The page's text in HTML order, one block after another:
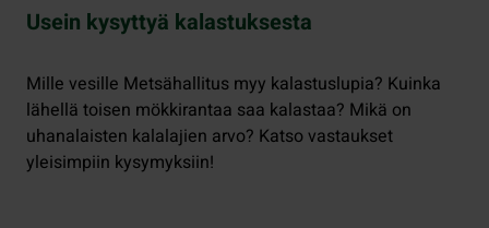
Usein kysyttyä kalastuksesta
Mille vesille Metsähallitus myy kalastuslupia? Kuinka
lähellä toisen mökkirantaa saa kalastaa? Mikä on
uhanalaisten kalalajien arvo? Katso vastaukset
yleisimpiin kysymyksiin!